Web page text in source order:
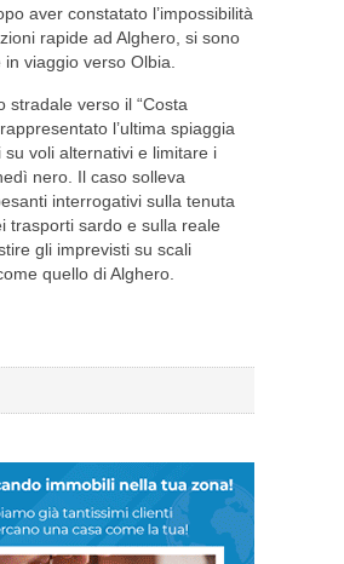
aver constatato l’impossibilità
rapide ad Alghero, si sono
viaggio verso Olbia.
stradale verso il “Costa
l’ultima spiaggia
su voli alternativi e limitare i
nero. Il caso solleva
interrogativi sulla tenuta
trasporti sardo e sulla reale
gli imprevisti su scali
quello di Alghero.